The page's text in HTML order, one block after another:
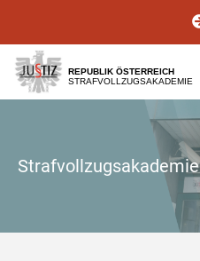
[1]
[2]
[3]
REPUBLIK ÖSTERREICH
STRAFVOLLZUGSAKADEMIE
Strafvollzugsakademie